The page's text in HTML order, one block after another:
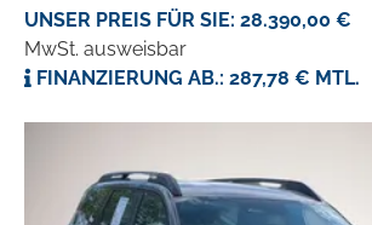
UNSER PREIS FÜR SIE: 28.390,00 €
MwSt. ausweisbar
FINANZIERUNG AB.: 287,78 € MTL.